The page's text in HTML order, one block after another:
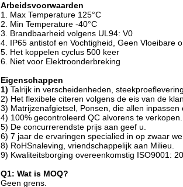
Arbeidsvoorwaarden
1. Max Temperature 125°C
2. Min Temperature -40°C
3. Brandbaarheid volgens UL94: V0
4. IP65 antistof en Vochtigheid, Geen Vloeibare
5. Het koppelen cyclus 500 keer
6. Niet voor Elektroonderbreking
Eigenschappen
1) Talrijk in verscheidenheden,
2) Het flexibele citeren volgens de eis van de
3) Matrijzenafgietsel, Ponsen, die allen
4) 100% gecontroleerd QC alvorens te verkopen.
5) De concurrerendste prijs aan geef u.
6) 7 jaar de ervaringen specialied in op zwaar
8) RoHSnaleving, vriendschappelijk aan Milieu.
9) Kwaliteitsborging overeenkomstig ISO9001:
Q1: Wat is MOQ?
Geen grens.